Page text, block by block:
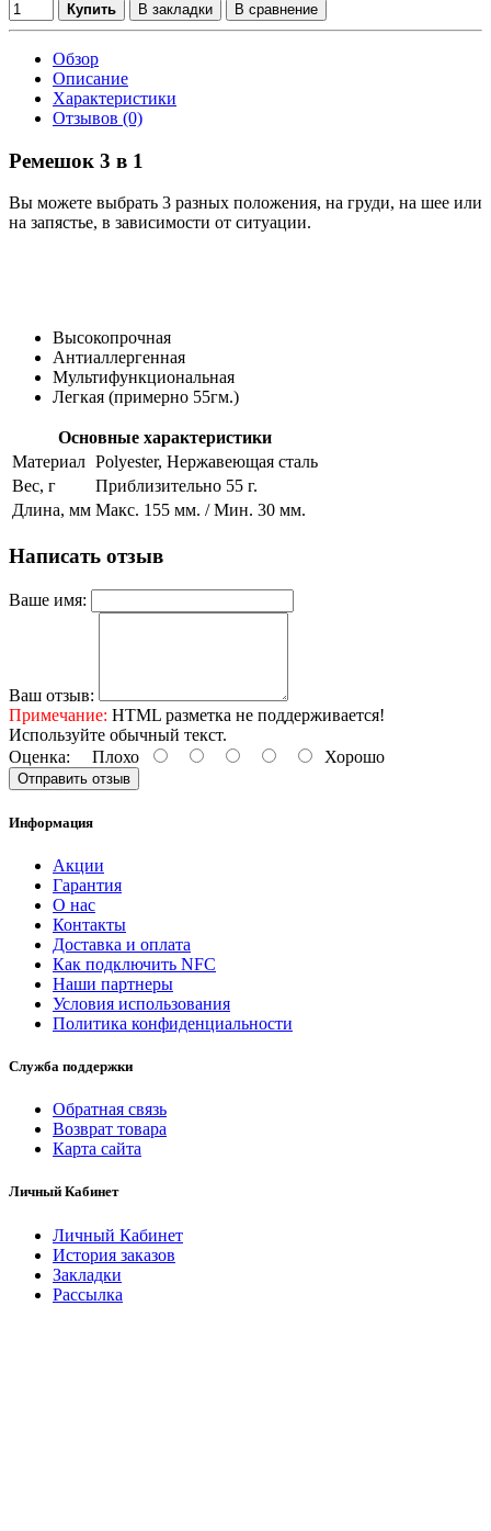
Купить В закладки В сравнение
Обзор
Описание
Характеристики
Отзывов (0)
Ремешок 3 в 1
Вы можете выбрать 3 разных положения, на груди, на шее или
на запястье, в зависимости от ситуации.
Высокопрочная
Антиаллергенная
Мультифункциональная
Легкая (примерно 55гм.)
Основные характеристики
Материал Polyester, Нержавеющая сталь
Вес, г
Приблизительно 55 г.
Длина, мм Макс. 155 мм. / Мин. 30 мм.
Написать отзыв
Ваше имя:
Ваш отзыв:
Примечание: HTML разметка не поддерживается!
Используйте обычный текст.
Оценка: Плохо Хорошо
Отправить отзыв
Информация
Акции
Гарантия
O нас
Контакты
Доставка и оплата
Как подключить NFC
Наши партнеры
Условия использования
Политика конфиденциальности
Служба поддержки
Обратная связь
Возврат товара
Карта сайта
Личный Кабинет
Личный Кабинет
История заказов
Закладки
Рассылка